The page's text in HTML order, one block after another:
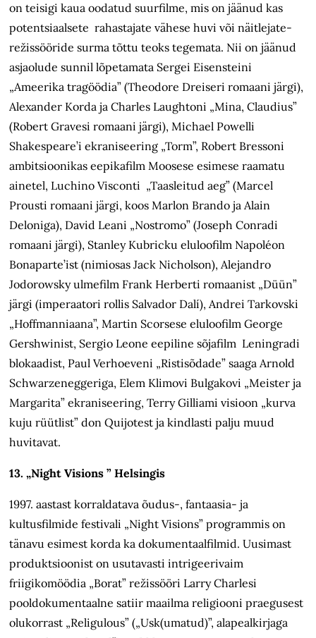
on teisigi kaua oodatud suurfilme, mis on jäänud kas
potentsiaalsete rahastajate vähese huvi või näitlejate-
režissööride surma tõttu teoks tegemata. Nii on jäänud
asjaolude sunnil lõpetamata Sergei Eisensteini
„Ameerika tragöödia” (Theodore Dreiseri romaani järgi),
Alexander Korda ja Charles Laughtoni „Mina, Claudius”
(Robert Gravesi romaani järgi), Michael Powelli
Shakespeare’i ekraniseering „Torm”, Robert Bressoni
ambitsioonikas eepikafilm Moosese esimese raamatu
ainetel, Luchino Visconti „Taasleitud aeg” (Marcel
Prousti romaani järgi, koos Marlon Brando ja Alain
Deloniga), David Leani „Nostromo” (Joseph Conradi
romaani järgi), Stanley Kubricku eluloofilm Napoléon
Bonaparte’ist (nimiosas Jack Nicholson), Alejandro
Jodorowsky ulmefilm Frank Herberti romaanist „Düün”
järgi (imperaatori rollis Salvador Dalí), Andrei Tarkovski
„Hoffmanniaana”, Martin Scorsese eluloofilm George
Gershwinist, Sergio Leone eepiline sõjafilm Leningradi
blokaadist, Paul Verhoeveni „Ristisõdade” saaga Arnold
Schwarzeneggeriga, Elem Klimovi Bulgakovi „Meister ja
Margarita” ekraniseering, Terry Gilliami visioon „kurva
kuju rüütlist” don Quijotest ja kindlasti palju muud
huvitavat.
13. „Night Visions ” Helsingis
1997. aastast korraldatava õudus-, fantaasia- ja
kultusfilmide festivali „Night Visions” programmis on
tänavu esimest korda ka dokumentaalfilmid. Uusimast
produktsioonist on usutavasti intrigeerivaim
friigikomöödia „Borat” režissööri Larry Charlesi
pooldokumentaalne satiir maailma religiooni praegusest
olukorrast „Religulous” („Usk(umatud)”, alapealkirjaga